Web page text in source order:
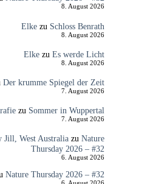
8. August 2026
Elkezu Schloss Benrath
8. August 2026
Elkezu Es werde Licht
8. August 2026
Der krumme Spiegel der Zeit
7. August 2026
zu Sommer in Wuppertal
7. August 2026
Jill, West Australiazu Nature
Thursday 2026 – #32
6. August 2026
Nature Thursday 2026 – #32